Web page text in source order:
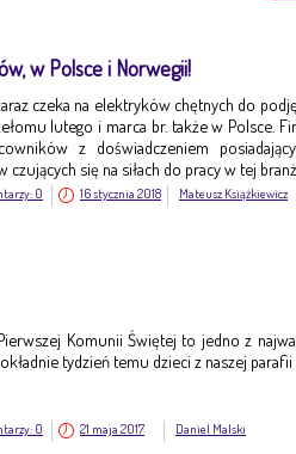
w Polsce i Norwegii!
czeka na elektryków chętnych do
lutego i marca br. także w Polsce.
z doświadczeniem
czujących się na siłach do pracy w tej
0 16 stycznia 2018 Mateusz Książkiewicz
Komunii Świętej to jedno z
tydzień temu dzieci z naszej
0 21 maja 2017 Daniel Malski